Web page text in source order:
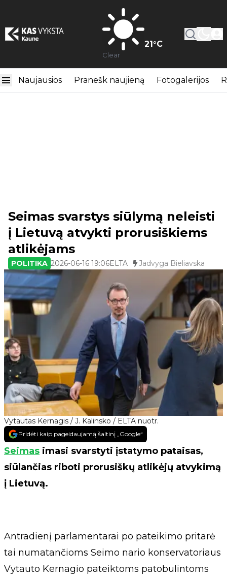
21°C
Clear
Naujausios Pranešk naujieną Fotogalerijos
Vytautas Kernagis / J. Kalinsko / ELTA nuotr.
Seimas svarstys siūlymą neleisti
į Lietuvą atvykti prorusiškiems
atlikėjams
POLITIKA 2026-06-16 19:06ELTA Jadvyga Bieliavska
Pridėti kaip pageidaujamą šaltinį „Google“
Seimas imasi svarstyti įstatymo pataisas,
siūlančias riboti prorusiškų atlikėjų atvykimą
į Lietuvą.
Antradienį parlamentarai po pateikimo pritarė
tai numatančioms Seimo nario konservatoriaus
Vytauto Kernagio pateiktoms patobulintoms